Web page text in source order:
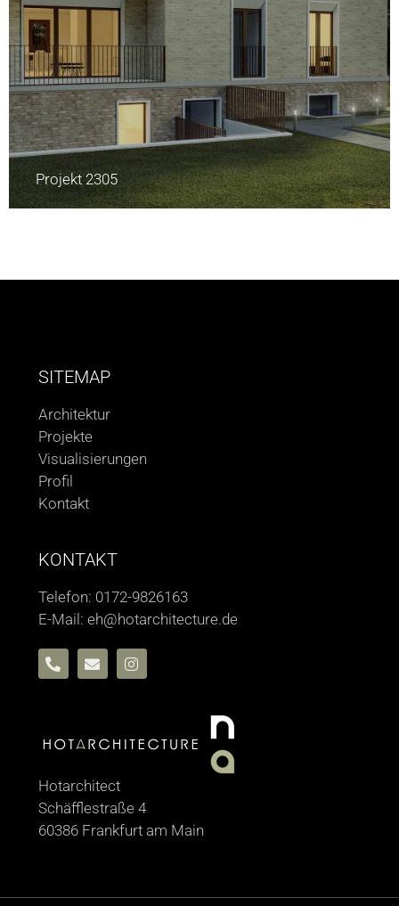
Projekt 2305
SITEMAP
Architektur
Projekte
Visualisierungen
Profil
Kontakt
KONTAKT
Telefon: 0172-9826163
E-Mail: eh@hotarchitecture.de
Hotarchitect
Schäfflestraße 4
60386 Frankfurt am Main